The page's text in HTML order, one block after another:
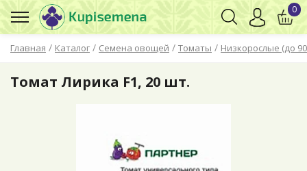
Главная / Каталог / Семена овощей / Томаты / Низкорослые (до
0
Томат Лирика F1, 20 шт.